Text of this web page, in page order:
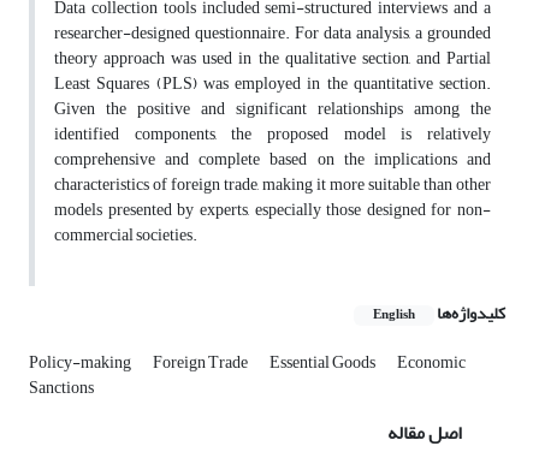
Data collection tools included semi-structured interviews and a
researcher-designed questionnaire. For data analysis, a grounded
theory approach was used in the qualitative section, and Partial
Least Squares (PLS) was employed in the quantitative section.
Given the positive and significant relationships among the
identified components, the proposed model is relatively
comprehensive and complete based on the implications and
characteristics of foreign trade, making it more suitable than other
models presented by experts, especially those designed for non-
commercial societies.
کلیدواژه‌ها English
Policy-making Foreign Trade Essential Goods Economic
Sanctions
اصل مقاله